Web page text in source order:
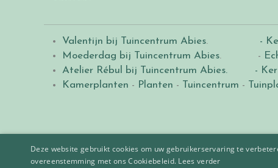
Valentijn bij Tuincentrum Abies.
-
Moederdag bij Tuincentrum Abies. -
Atelier Rébul bij Tuincentrum Abies.
-
Kamerplanten - Planten - Tuincentrum -
Deze website gebruikt cookies om uw gebruikerservaring te
overeenstemming met ons Cookiebeleid. Lees verder